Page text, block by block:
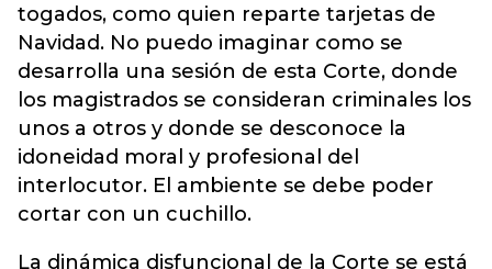
togados, como quien reparte tarjetas de
Navidad. No puedo imaginar como se
desarrolla una sesión de esta Corte, donde
los magistrados se consideran criminales los
unos a otros y donde se desconoce la
idoneidad moral y profesional del
interlocutor. El ambiente se debe poder
cortar con un cuchillo.
La dinámica disfuncional de la Corte se está